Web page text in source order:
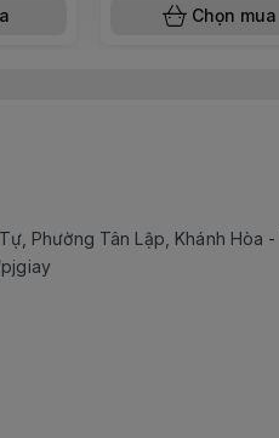
Chọn mua
Phường Tân Lập, Khánh Hòa